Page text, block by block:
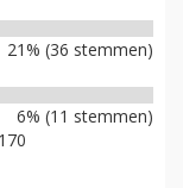
21% (36 stemmen)
6% (11 stemmen)